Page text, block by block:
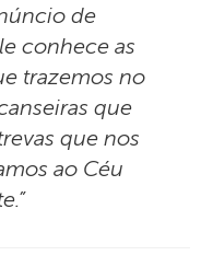
de
conhece as
trazemos no
que
que nos
ao Céu